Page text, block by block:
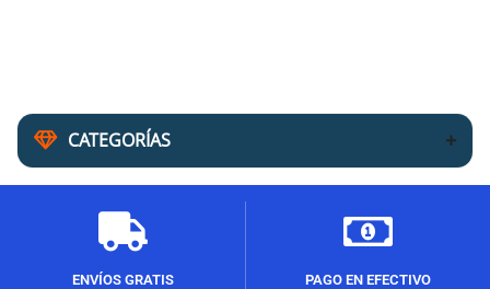
CATEGORÍAS
ENVÍOS GRATIS
PAGO EN EFECTIVO